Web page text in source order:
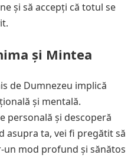
și să accepți că totul se
și Mintea
de Dumnezeu implică
și mentală.
personală și descoperă
asupra ta, vei fi pregătit să
mod profund și sănătos